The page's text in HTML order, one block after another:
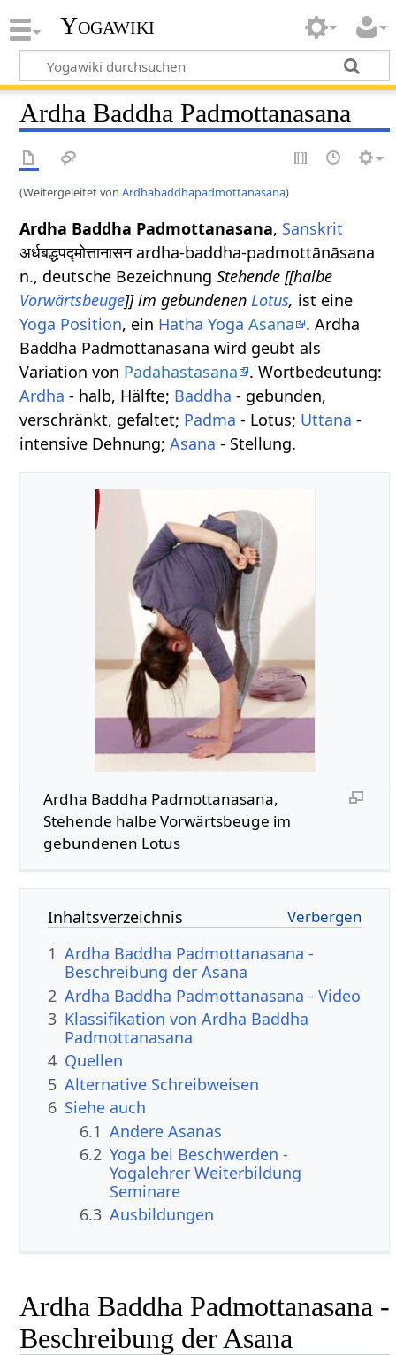
Yogawiki
Ardha Baddha Padmottanasana
(Weitergeleitet vonArdhabaddhapadmottanasana)
Ardha Baddha Padmottanasana, Sanskrit
अर्धबद्धपद्मोत्तानासन ardha-baddha-padmottānāsana
n., deutsche BezeichnungStehende [[halbe
Vorwärtsbeuge]] im gebundenenLotus, ist eine
Yoga Position, ein Hatha Yoga Asana
. Ardha
Baddha Padmottanasana wird geübt als
Variation von Padahastasana
. Wortbedeutung:
Ardha - halb, Hälfte; Baddha - gebunden,
verschränkt, gefaltet; Padma - Lotus; Uttana -
intensive Dehnung;Asana - Stellung.
Ardha Baddha Padmottanasana,
Stehende halbe Vorwärtsbeuge im
gebundenen Lotus
Inhaltsverzeichnis
1 Ardha Baddha Padmottanasana -
Beschreibung der Asana
2 Ardha Baddha Padmottanasana - Video
3 Klassifikation von Ardha Baddha
Padmottanasana
4 Quellen
5 Alternative Schreibweisen
6 Siehe auch
6.1 Andere Asanas
6.2 Yoga bei Beschwerden -
Yogalehrer Weiterbildung
Seminare
6.3 Ausbildungen
Ardha Baddha Padmottanasana -
Beschreibung der Asana